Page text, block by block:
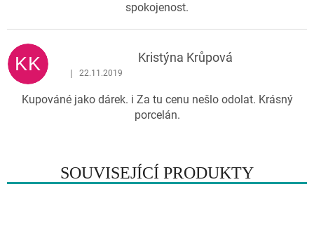
SOUVISEJÍCÍ PRODUKTY
spokojenost.
KK Kristýna Krůpová
Hodnocení produktu je 5 z 5 hvězdiček.
| 22.11.2019
Kupováné jako dárek. i Za tu cenu nešlo odolat. Krásný
porcelán.